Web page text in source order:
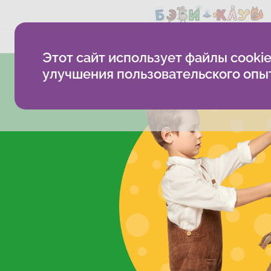
Этот сайт использует файлы
улучшения пользовательского